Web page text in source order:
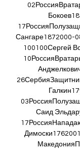
Сангаре1872000-
100100Сергей
Саид